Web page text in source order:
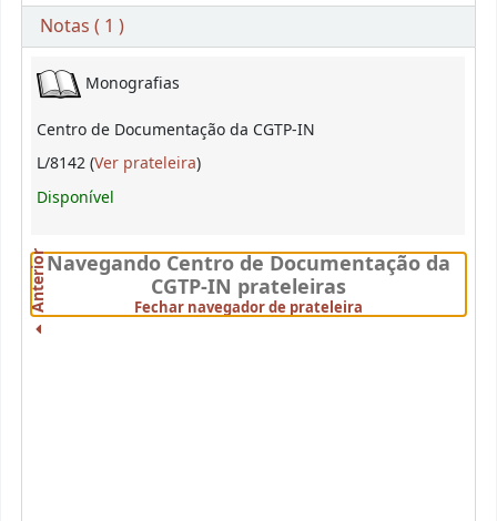
Notas ( 1 )
Exemplares
Monografias
Centro de Documentação da CGTP-IN
L/8142 (Ver prateleira(Abre abaixo)
)
Disponível
Navegando Centro de Documentação da
CGTP-IN prateleiras
Fechar navegador de prateleira
Anterior